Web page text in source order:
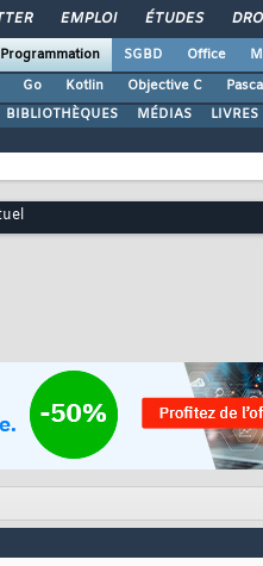
EMPLOI ÉTUDES
Programmation SGBD Office
Go Kotlin Objective C
BIBLIOTHÈQUES MÉDIAS LIVRES